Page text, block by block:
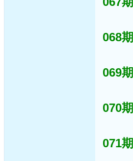
068期
069期
070期
071期